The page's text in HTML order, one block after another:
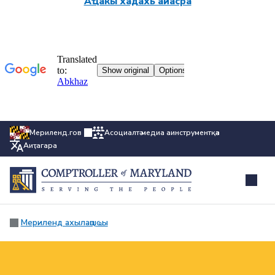
Мериленд.гов
Асоциалтә медиа аинструментқәа
Аиҭагара
Мериленд ахылаԥшҩы